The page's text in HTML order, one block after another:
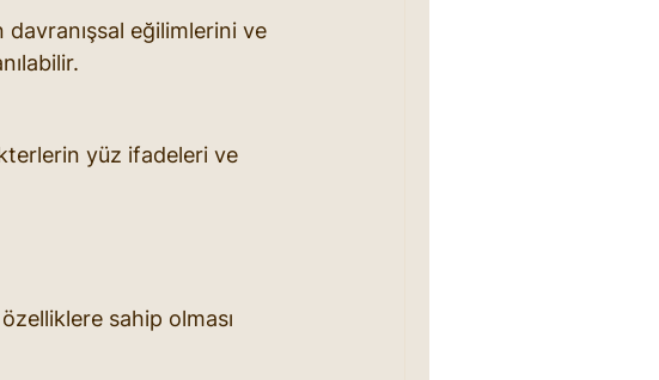
eğilimlerini ve
yüz ifadeleri ve
sahip olması